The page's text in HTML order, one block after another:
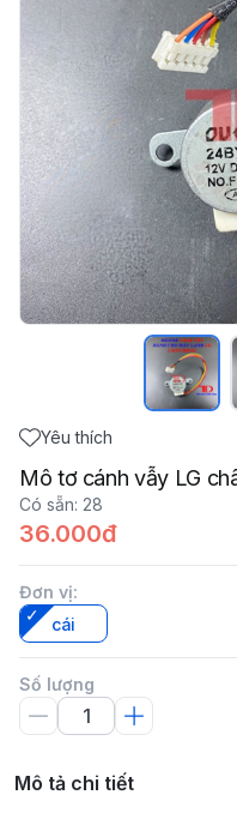
Yêu thích
Mô tơ cánh vẫy LG
Có sẵn: 28
36.000đ
Đơn vị:
cái
Số lượng
Mô tả chi tiết